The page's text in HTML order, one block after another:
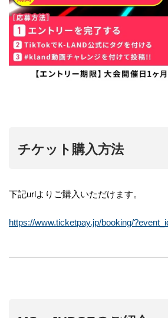
チケット購入方法
下記urlよりご購入いただけます。
https://www.ticketpay.jp/booking/